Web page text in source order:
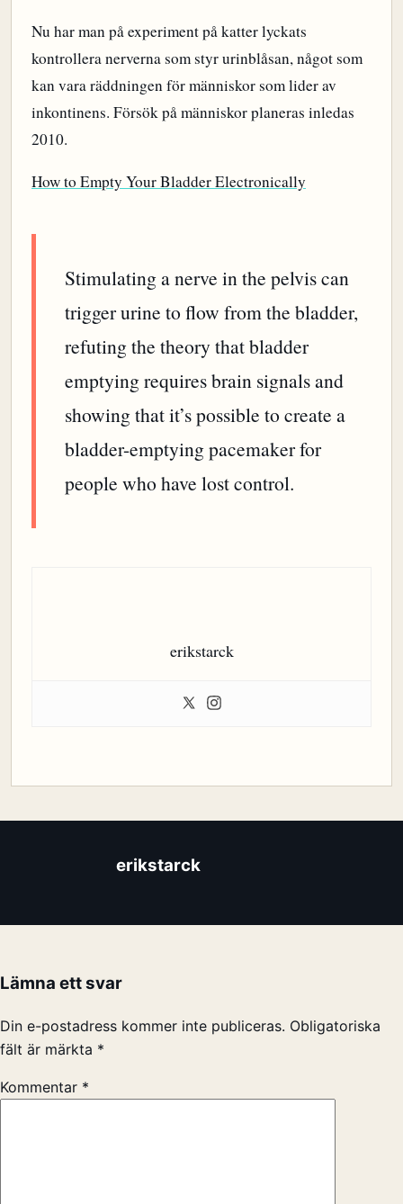
Nu har man på experiment på katter lyckats
kontrollera nerverna som styr urinblåsan, något som
kan vara räddningen för människor som lider av
inkontinens. Försök på människor planeras inledas
2010.
How to Empty Your Bladder Electronically
Stimulating a nerve in the pelvis can
trigger urine to flow from the bladder,
refuting the theory that bladder
emptying requires brain signals and
showing that it’s possible to create a
bladder-emptying pacemaker for
people who have lost control.
erikstarck
erikstarck
Lämna ett svar
Din e-postadress kommer inte publiceras. Obligatoriska
fält är märkta *
Kommentar *